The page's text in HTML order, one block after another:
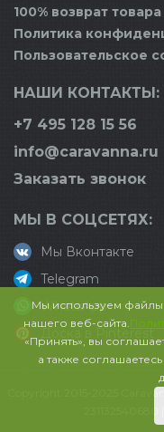
100% возврат товара
Политика
Пользовательское
НАШИ КОНТАКТЫ:
+7 495 128 15 56
info@caravanna.ru
Заказать звонок
МЫ В СОЦСЕТЯХ:
Мы Вконтакте
Telegram
WhatsApp
Доска в Pinterest
Copyright 2015-2025
Мы используем файлы
нашего веб-сайта.
«Принять», вы
а также